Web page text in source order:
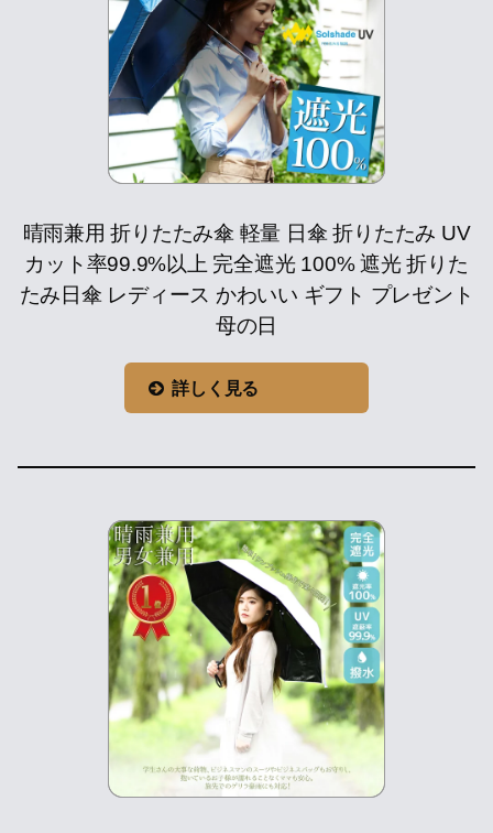
晴雨兼用 折りたたみ傘 軽量 日傘 折りたたみ UV
カット率99.9%以上 完全遮光 100% 遮光 折りた
たみ日傘 レディース かわいい ギフト プレゼント
母の日
詳しく見る